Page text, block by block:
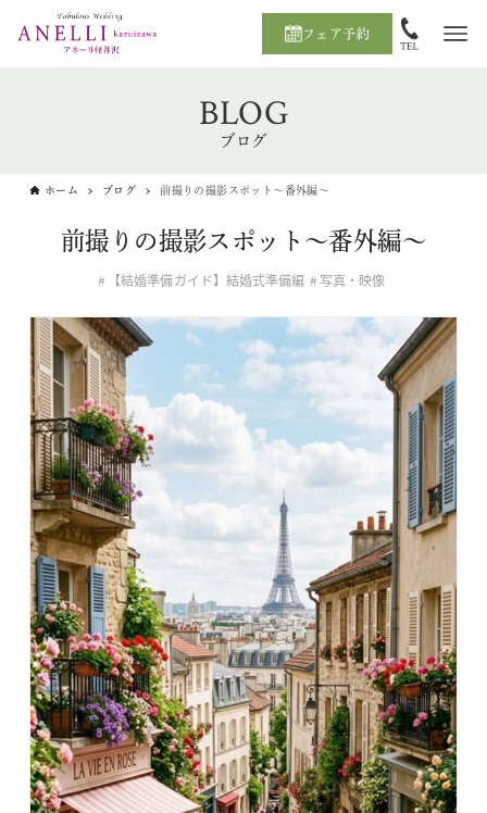
フェア予約
BLOG
ブログ
ホーム ブログ 前撮りの撮影スポット～番外編～
前撮りの撮影スポット～番外編～
【結婚準備ガイド】結婚式準備編 写真・映像